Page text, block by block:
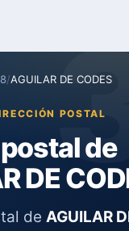
/AGUILAR DE CODES
POSTAL
de
DE
de AGUILAR